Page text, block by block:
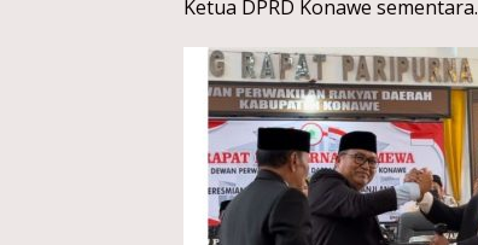
Ketua DPRD Konawe sementara.